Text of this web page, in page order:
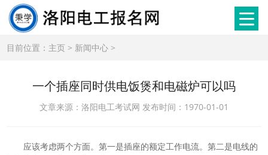
目前位置： 主页 > 新闻中心 >
一个插座同时供电饭煲和电磁炉可以吗
文章来源：洛阳电工考试网 发布时间：1970-01-01
应该考虑两个方面。第一是插座的额定工作电流。第二是电线的